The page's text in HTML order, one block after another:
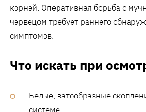
корней. Оперативная борьба с
червецом требует раннего
симптомов.
Что искать при
Белые, ватообразные
системе.